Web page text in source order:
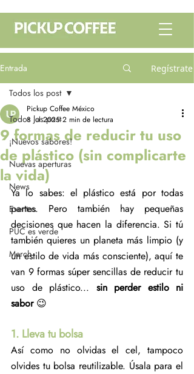
Entrada Regístrate
Todos los post
¡Nuevos sabores!
Nuevas aperturas
News
Eventos
PUC es verde
Merch
Todos los post
9 formas de reducir tu uso
de plástico (sin complicarte
la vida)
Pickup Coffee México
8 jul 2025 2 min de lectura
Ya lo sabes: el plástico está por todas
partes. Pero también hay pequeñas
decisiones que hacen la diferencia. Si tú
también quieres un planeta más limpio (y
un estilo de vida más consciente), aquí te
van 9 formas súper sencillas de reducir tu
uso de plástico... sin perder estilo ni
sabor 😉
1. Lleva tu bolsa
Así como no olvidas el cel, tampoco
olvides tu bolsa reutilizable. Úsala para el